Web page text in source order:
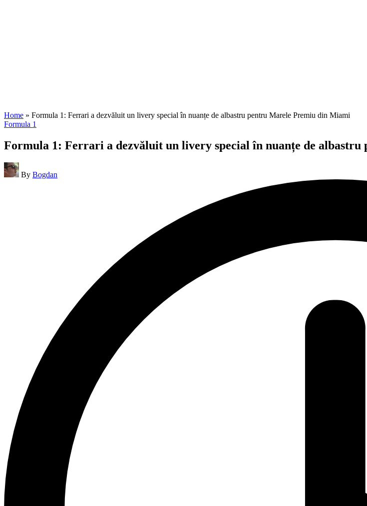
Home » Formula 1: Ferrari a dezvăluit un livery special în nuanțe de albastru pentru Marele Premiu din Miami
Posted
Formula 1
Formula 1: Ferrari a dezvăluit un livery special în nuanțe de
Posted
by
By Bogdan